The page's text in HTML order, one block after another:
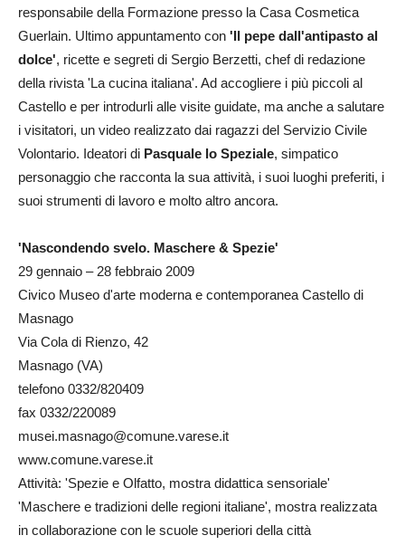
responsabile della Formazione presso la Casa Cosmetica
Guerlain. Ultimo appuntamento con 'Il pepe dall'antipasto al
dolce', ricette e segreti di Sergio Berzetti, chef di redazione
della rivista 'La cucina italiana'. Ad accogliere i più piccoli al
Castello e per introdurli alle visite guidate, ma anche a salutare
i visitatori, un video realizzato dai ragazzi del Servizio Civile
Volontario. Ideatori di Pasquale lo Speziale, simpatico
personaggio che racconta la sua attività, i suoi luoghi preferiti, i
suoi strumenti di lavoro e molto altro ancora.
'Nascondendo svelo. Maschere & Spezie'
29 gennaio – 28 febbraio 2009
Civico Museo d'arte moderna e contemporanea Castello di
Masnago
Via Cola di Rienzo, 42
Masnago (VA)
telefono 0332/820409
fax 0332/220089
musei.masnago@comune.varese.it
www.comune.varese.it
Attività: 'Spezie e Olfatto, mostra didattica sensoriale'
'Maschere e tradizioni delle regioni italiane', mostra realizzata
in collaborazione con le scuole superiori della città